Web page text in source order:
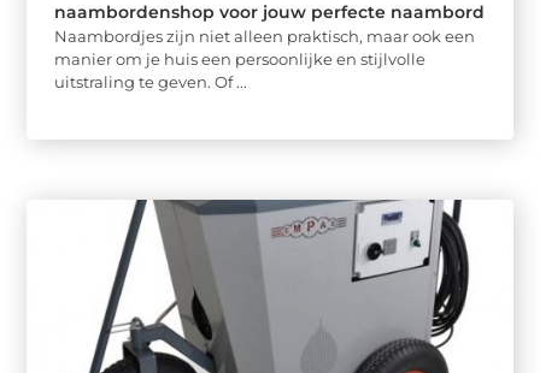
naambordenshop voor jouw perfecte naambord
Naambordjes zijn niet alleen praktisch, maar ook een
manier om je huis een persoonlijke en stijlvolle
uitstraling te geven. Of ...